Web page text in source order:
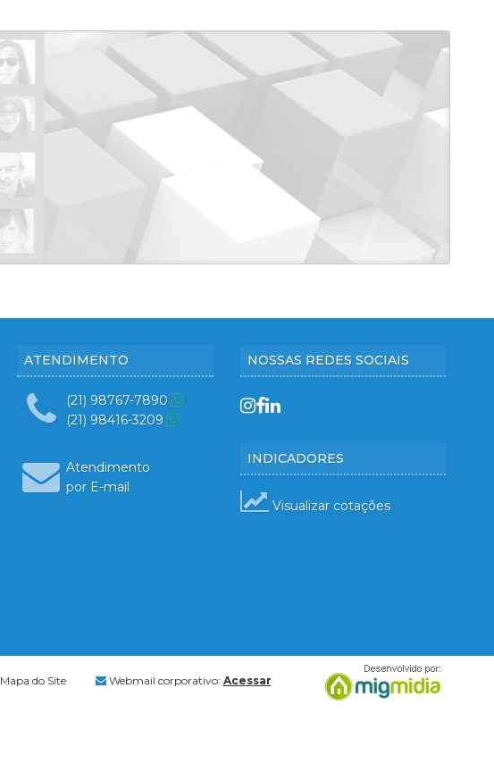
ATENDIMENTO
(21) 98767-7890
(21) 98416-3209
Atendimento
por E-mail
NOSSAS REDES SOCIAIS
INDICADORES
Visualizar cotações
Mapa do Site Webmail corporativo: Acessar